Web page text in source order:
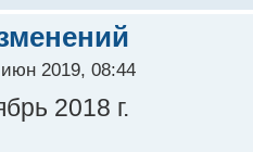
2019, 08:44
2018 г.